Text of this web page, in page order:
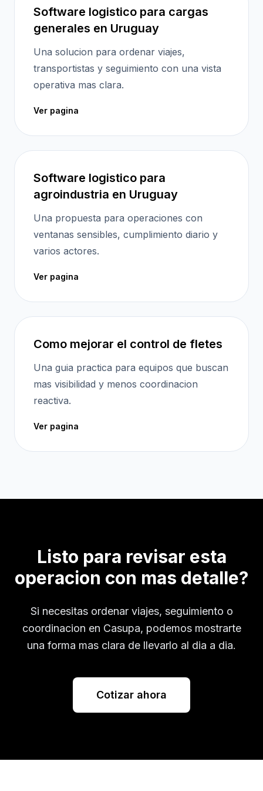
Software logistico para cargas
generales en Uruguay
Una solucion para ordenar viajes,
transportistas y seguimiento con una vista
operativa mas clara.
Ver pagina
Software logistico para
agroindustria en Uruguay
Una propuesta para operaciones con
ventanas sensibles, cumplimiento diario y
varios actores.
Ver pagina
Como mejorar el control de fletes
Una guia practica para equipos que buscan
mas visibilidad y menos coordinacion
reactiva.
Ver pagina
Listo para revisar esta
operacion con mas detalle?
Si necesitas ordenar viajes, seguimiento o
coordinacion en Casupa, podemos mostrarte
una forma mas clara de llevarlo al dia a dia.
Cotizar ahora